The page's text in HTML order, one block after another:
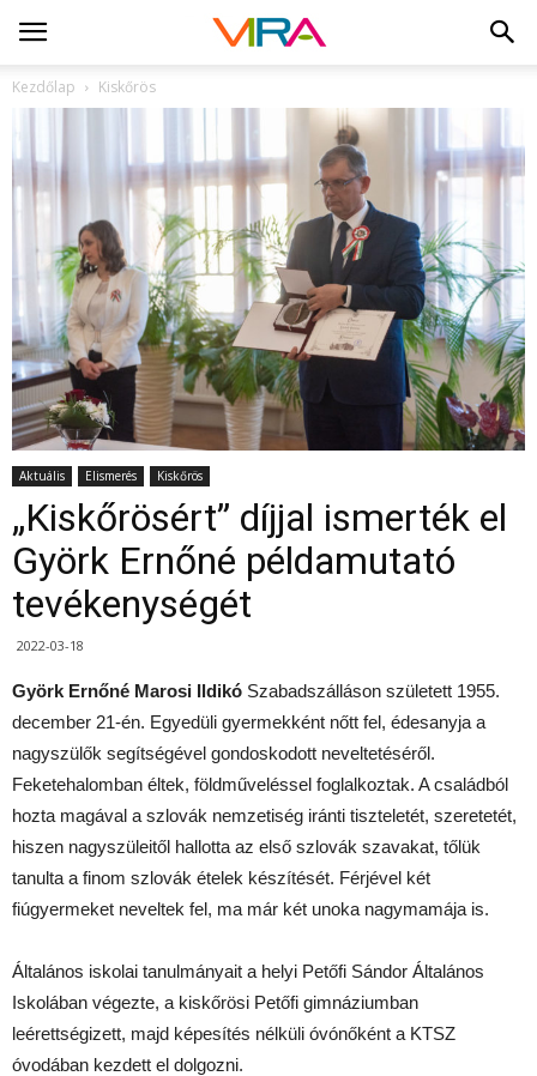
Kezdőlap Kiskőrös
Aktuális Elismerés Kiskőrös
„Kiskőrösért” díjjal ismerték el
Györk Ernőné példamutató
tevékenységét
2022-03-18
Györk Ernőné Marosi Ildikó Szabadszálláson született 1955.
december 21-én. Egyedüli gyermekként nőtt fel, édesanyja a
nagyszülők segítségével gondoskodott neveltetéséről.
Feketehalomban éltek, földműveléssel foglalkoztak. A családból
hozta magával a szlovák nemzetiség iránti tiszteletét, szeretetét,
hiszen nagyszüleitől hallotta az első szlovák szavakat, tőlük
tanulta a finom szlovák ételek készítését. Férjével két
fiúgyermeket neveltek fel, ma már két unoka nagymamája is.
Általános iskolai tanulmányait a helyi Petőfi Sándor Általános
Iskolában végezte, a kiskőrösi Petőfi gimnáziumban
leérettségizett, majd képesítés nélküli óvónőként a KTSZ
óvodában kezdett el dolgozni.